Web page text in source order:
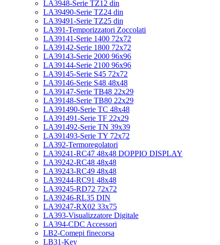
LA3948-Serie TZ12 din
LA39490-Serie TZ24 din
LA39491-Serie TZ25 din
LA391-Temporizzatori Zoccolati
LA39141-Serie 1400 72x72
LA39142-Serie 1800 72x72
LA39143-Serie 2000 96x96
LA39144-Serie 2100 96x96
LA39145-Serie S45 72x72
LA39146-Serie S48 48x48
LA39147-Serie TB48 22x29
LA39148-Serie TB80 22x29
LA391490-Serie TC 48x48
LA391491-Serie TF 22x29
LA391492-Serie TN 39x39
LA391493-Serie TY 72x72
LA392-Termoregolatori
LA39241-RC47 48x48 DOPPIO DISPLAY
LA39242-RC48 48x48
LA39243-RC49 48x48
LA39244-RC91 48x48
LA39245-RD72 72x72
LA39246-RL35 DIN
LA39247-RX02 33x75
LA393-Visualizzatore Digitale
LA394-CDC Accessori
LB2-Comepi finecorsa
LB31-Key